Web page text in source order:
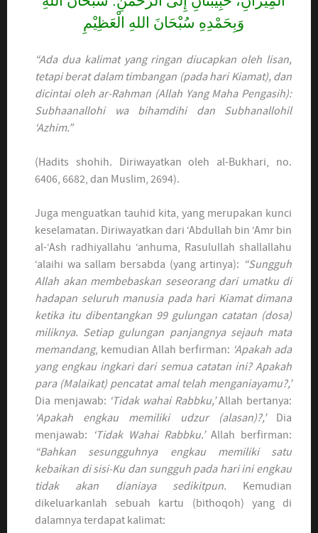
وَبِحَمْدِهِ سُبْحَانَ اللهِ الْعَظِيْمِ
“Ada dua kalimat yang ringan diucapkan oleh lisan,
tetapi berat dalam timbangan (pada hari Kiamat), dan
dicintai oleh ar-Rahman (Allah Yang Maha Pengasih):
Subhaanallohi wa bihamdihi dan Subhanallohil
‘Azhim.”
(Hadits shohih. Diriwayatkan oleh al-Bukhari, no.
6406, 6682, dan Muslim, 2694).
Juga menguatkan tauhid kita, yang merupakan kunci
keselamatan. Diriwayatkan dari ‘Abdullah bin ‘Amr bin
al-‘Ash radhiyallahu ‘anhuma, Rasulullah shallallahu
‘alaihi wa sallam bersabda (yang artinya): “Sungguh
Allah akan membebaskan seseorang dari umatku di
hadapan seluruh manusia pada hari Kiamat dimana
ketika itu dibentangkan 99 gulungan catatan (dosa)
miliknya. Setiap gulungan panjangnya sejauh mata
memandang, kemudian Allah berfirman: ‘Apakah ada
yang engkau ingkari dari semua catatan ini? Apakah
para (Malaikat) pencatat amal telah menganiayamu?,’
Dia menjawab: ‘Tidak wahai Rabbku,’Allah bertanya:
‘Apakah engkau memiliki udzur (alasan)?,’Dia
menjawab:
‘Tidak Wahai Rabbku.’Allah berfirman:
“Bahkan sesungguhnya engkau memiliki satu
kebaikan di sisi-Ku dan sungguh pada hari ini engkau
tidak akan dianiaya sedikitpun. Kemudian
dikeluarkanlah sebuah kartu (bithoqoh) yang di
dalamnya terdapat kalimat: